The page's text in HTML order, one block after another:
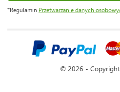
*Regulamin Przetwarzanie danych
© 2026 -